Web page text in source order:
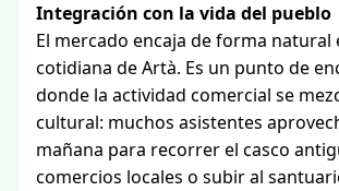
Integración con la vida del pueblo
El mercado encaja de forma natural
cotidiana de Artà. Es un punto de
donde la actividad comercial se
cultural: muchos asistentes
mañana para recorrer el casco
comercios locales o subir al